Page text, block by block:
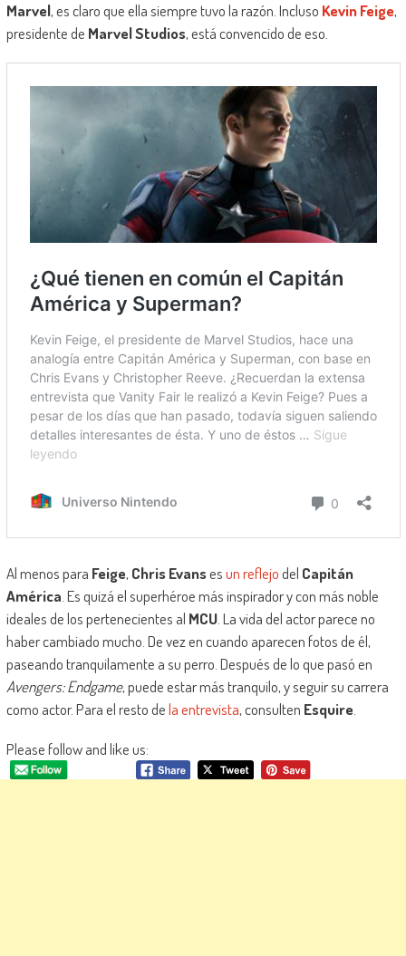
Marvel, es claro que ella siempre tuvo la razón. Incluso Kevin Feige,
presidente de Marvel Studios, está convencido de eso.
Al menos para Feige, Chris Evansesun reflejodel Capitán
América. Es quizá el superhéroe más inspirador y con más noble
ideales de los pertenecientes al MCU. La vida del actor parece no
haber cambiado mucho. De vez en cuando aparecen fotos de él,
paseando tranquilamente a su perro. Después de lo que pasó en
Avengers: Endgame, puede estar más tranquilo, y seguir su carrera
como actor. Para el resto dela entrevista, consulten Esquire.
Please follow and like us: